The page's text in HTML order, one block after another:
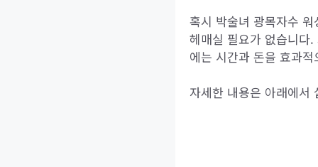
혹시 박술녀 광목자수
헤매실 필요가 없습니다
에는 시간과 돈을 효과
자세한 내용은 아래에서